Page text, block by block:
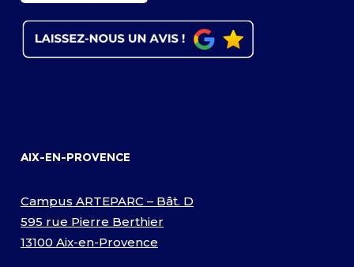
AIX-EN-PROVENCE
Campus ARTEPARC – Bât. D
595 rue Pierre Berthier
13100 Aix-en-Provence